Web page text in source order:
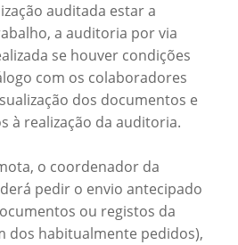
auditada estar a
a auditoria por via
se houver condições
com os colaboradores
dos documentos e
à realização da auditoria.
o coordenador da
pedir o envio antecipado
ou registos da
dos habitualmente pedidos),